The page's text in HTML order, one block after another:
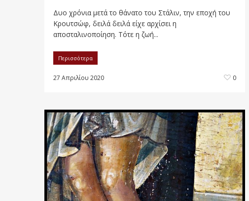
Δυο χρόνια μετά το θάνατο του Στάλιν, την εποχή του
Κρουτσώφ, δειλά δειλά είχε αρχίσει η
αποσταλινοποίηση. Τότε η ζωή...
Περισσότερα
27 Απριλίου 2020 0